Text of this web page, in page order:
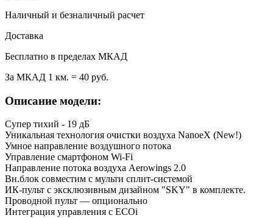
Наличный и безналичный расчет
Доставка
Бесплатно в пределах МКАД
За МКАД 1 км. = 40 руб.
Описание модели:
Супер тихий - 19 дБ
Уникальная технология очистки воздуха NanoeX (New!)
Умное направление воздушного потока
Управление смартфоном Wi-Fi
Направление потока воздуха Aerowings 2.0
Вн.блок совместим с мульти сплит-системой
ИК-пульт с эксклюзивным дизайном "SKY" в комплекте.
Проводной пульт — опционально
Интеграция управления с ECOi